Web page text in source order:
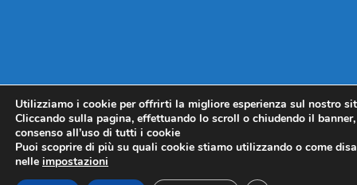
Utilizziamo i cookie per offrirti la migliore esperienza sul nostro
Cliccando sulla pagina, effettuando lo scroll o chiudendo il
consenso all’uso di tutti i cookie
Puoi scoprire di più su quali cookie stiamo utilizzando o come
nelle impostazioni